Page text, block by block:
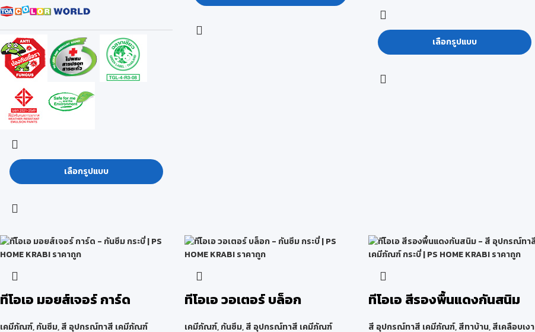
เลือกรูปแบบ
เลือกรูปแบบ
ทีโอเอ มอยส์เจอร์ การ์ด
เคมีภัณฑ์,กันซึม,สี อุปกรณ์ทาสี เคมีภัณฑ์
ทีโอเอ วอเตอร์ บล็อก
เคมีภัณฑ์, กันซึม, สี อุปกรณ์ทาสี เคมีภัณฑ์
ทีโอเอ สีรองพื้นแดงกันสนิม
สี อุปกรณ์ทาสี เคมีภัณฑ์,สีทาบ้าน,สีเคลือบเงา